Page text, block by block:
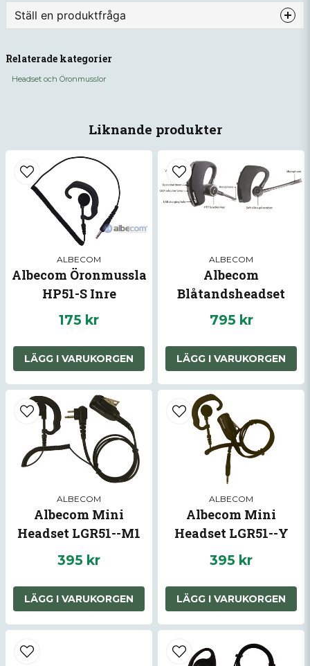
Liknande produkter
ALBECOM
Albecom Öronmussla
HP51-S Inre
175 kr
LÄGG I VARUKORGEN
ALBECOM
Albecom
Blåtandsheadset
795 kr
LÄGG I VARUKORGEN
ALBECOM
Albecom Mini
Headset LGR51--M1
Inre
395 kr
LÄGG I VARUKORGEN
ALBECOM
Albecom Mini
Headset LGR51--Y
Inre
395 kr
LÄGG I VARUKORGEN
Ställ en produktfråga
Fråga oss något om denna produkten...
email
Mejladress
Ja, ni får publicera min fråga
Skicka fråga
Relaterade kategorier
Headset och Öronmusslor